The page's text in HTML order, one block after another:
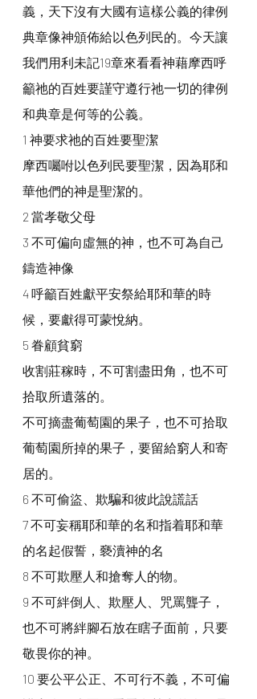
義，天下沒有大國有這樣公義的律例
典章像神頒佈給以色列民的。今天讓
我們用利未記19章來看看神藉摩西呼
籲祂的百姓要謹守遵行祂一切的律例
和典章是何等的公義。
1 神要求祂的百姓要聖潔
摩西囑咐以色列民要聖潔，因為耶和
華他們的神是聖潔的。
2 當孝敬父母
3 不可偏向虛無的神，也不可為自己
鑄造神像
4 呼籲百姓獻平安祭給耶和華的時
候，要獻得可蒙悅納。
5 眷顧貧窮
收割莊稼時，不可割盡田角，也不可
拾取所遺落的。
不可摘盡葡萄園的果子，也不可拾取
葡萄園所掉的果子，要留給窮人和寄
居的。
6 不可偷盜、欺騙和彼此說謊話
7 不可妄稱耶和華的名和指着耶和華
的名起假誓，褻瀆神的名
8 不可欺壓人和搶奪人的物。
9 不可絆倒人、欺壓人、咒罵聾子，
也不可將絆腳石放在瞎子面前，只要
敬畏你的神。
10 要公平公正、不可行不義，不可偏